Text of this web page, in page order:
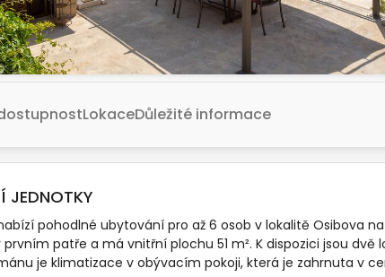
LokaceDůležité informace
JEDNOTKY
pohodlné ubytování pro až 6 osob v lokalitě Osibova
patře a má vnitřní plochu 51 m². K dispozici jsou dvě
je klimatizace v obývacím pokoji, která je zahrnuta v